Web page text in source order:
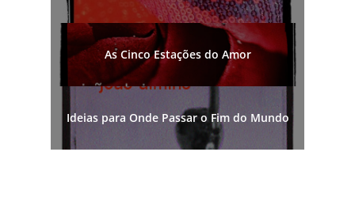
As Cinco Estações do Amor
Ideias para Onde Passar o Fim do Mundo